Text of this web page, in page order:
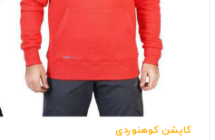
کاپشن کوهنوردی